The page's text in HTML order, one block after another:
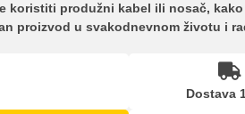
koristiti produžni kabel ili nosač,
proizvod u svakodnevnom životu i
Dostava